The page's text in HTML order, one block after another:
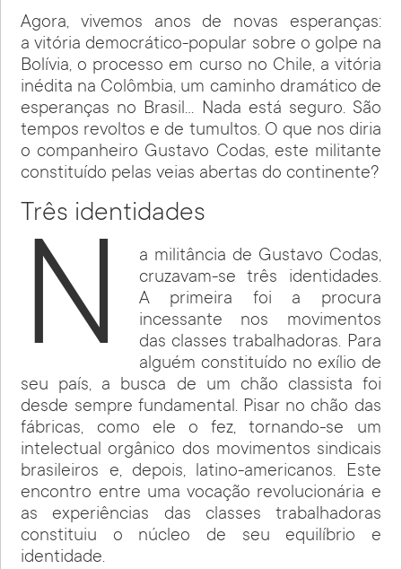
Agora, vivemos anos de novas esperanças:
a vitória democrático-popular sobre o golpe na
Bolívia, o processo em curso no Chile, a vitória
inédita na Colômbia, um caminho dramático de
esperanças no Brasil… Nada está seguro. São
tempos revoltos e de tumultos. O que nos diria
o companheiro Gustavo Codas, este militante
constituído pelas veias abertas do continente?
Três identidades
N
a militância de Gustavo Codas,
cruzavam-se três identidades.
A primeira foi a procura
incessante nos movimentos
das classes trabalhadoras. Para
alguém constituído no exílio de
seu país, a busca de um chão classista foi
desde sempre fundamental. Pisar no chão das
fábricas, como ele o fez, tornando-se um
intelectual orgânico dos movimentos sindicais
brasileiros e, depois, latino-americanos. Este
encontro entre uma vocação revolucionária e
as experiências das classes trabalhadoras
constituiu o núcleo de seu equilíbrio e
identidade.